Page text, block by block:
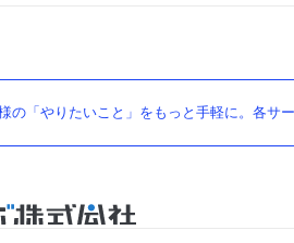
の「やりたいこと」をもっと手軽に。各サ